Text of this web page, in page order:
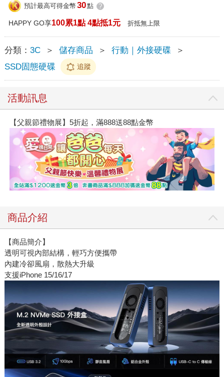
預計最高可得金幣 30點 ?
HAPPY GO享100累1點 4點抵1元 折抵無上限
分類： 3C ＞ 儲存商品 ＞ 行動｜外接硬碟
＞
SSD固態硬碟
追蹤
活動訊息
【父親節禮物展】5折起，滿888送88點金幣
商品介紹
【商品簡介】
透明可視內部結構，輕巧方便攜帶
內建冷卻風扇，散熱大升級
支援iPhone 15/16/17